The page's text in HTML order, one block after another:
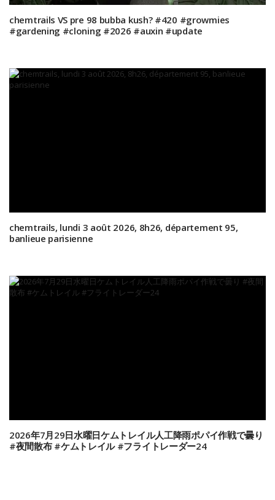
chemtrails VS pre 98 bubba kush? #420 #growmies
#gardening #cloning #2026 #auxin #update
chemtrails, lundi 3 août 2026, 8h26, département 95,
banlieue parisienne
2026年7月29日水曜日ケムトレイル人工降雨ポパイ作戦で曇り
#夜間散布 #ケムトレイル #フライトレーダー24